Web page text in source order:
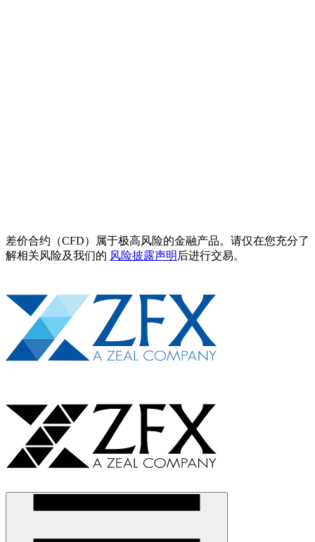
差价合约（CFD）属于极高风险的金融产品。请仅在您充分了
解相关风险及我们的 风险披露声明 后进行交易。